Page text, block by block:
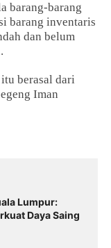
barang-barang
barang inventaris
dan belum
berasal dari
Iman
Lumpur:
Daya Saing